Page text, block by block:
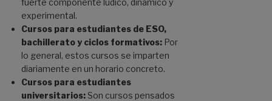
experimental.
Cursos para estudiantes de ESO,
bachillerato y ciclos formativos: Por
lo general, estos cursos se imparten
diariamente en un horario concreto.
Cursos para estudiantes
universitarios: Son cursos pensados